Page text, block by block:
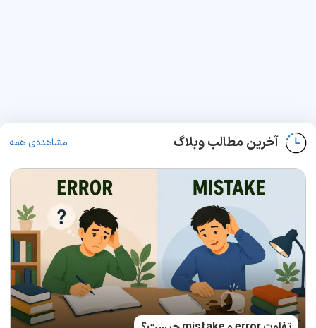
آخرین مطالب وبلاگ مشاهده‌ی همه